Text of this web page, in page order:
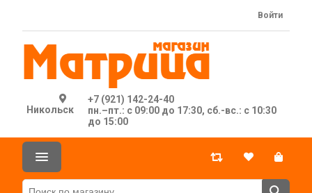
Никольск
+7 (921) 142-24-40
пн.–пт.: с 09:00 до 17:30, сб.-вс.: с 10:30
до 15:00
Войти